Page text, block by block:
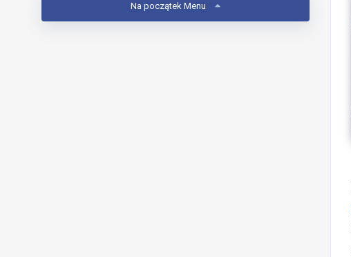
Na początek Menu